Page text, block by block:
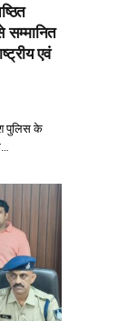
एवं
पुलिस के